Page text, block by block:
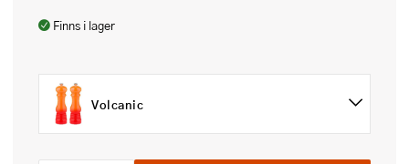
Finns i lager
Volcanic